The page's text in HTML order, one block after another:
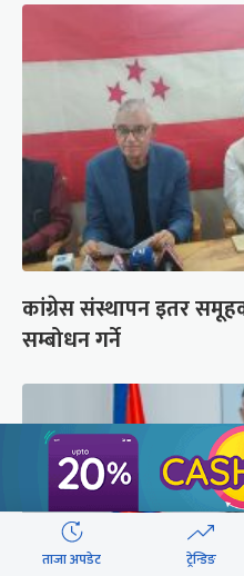
कांग्रेस संस्थापन इतर
सम्बोधन गर्ने
ताजा अपडेट ट्रेन्डिङ